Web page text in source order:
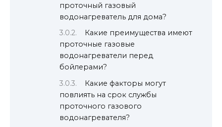
проточный газовый
водонагреватель для дома?
Какие преимущества имеют
проточные газовые
водонагреватели перед
бойлерами?
Какие факторы могут
повлиять на срок службы
проточного газового
водонагревателя?